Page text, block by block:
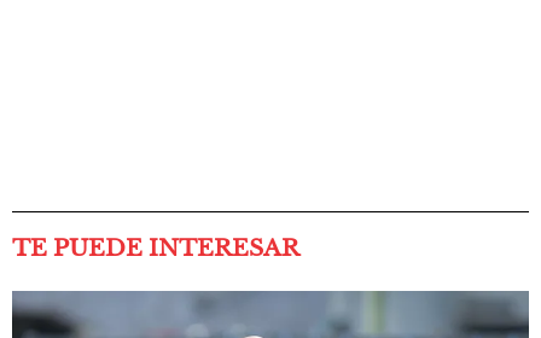
TE PUEDE INTERESAR